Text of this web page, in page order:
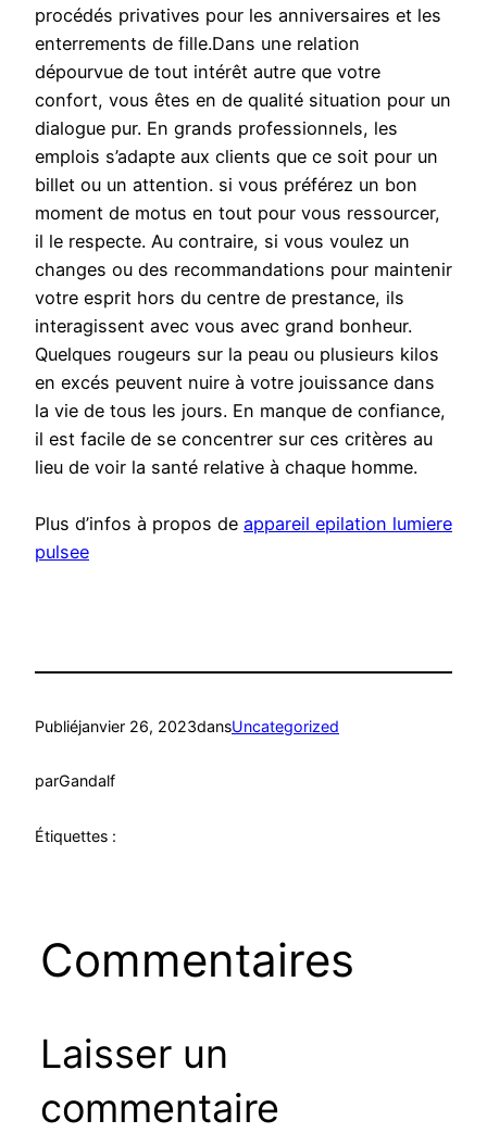
procédés privatives pour les anniversaires et les
enterrements de fille.Dans une relation
dépourvue de tout intérêt autre que votre
confort, vous êtes en de qualité situation pour un
dialogue pur. En grands professionnels, les
emplois s’adapte aux clients que ce soit pour un
billet ou un attention. si vous préférez un bon
moment de motus en tout pour vous ressourcer,
il le respecte. Au contraire, si vous voulez un
changes ou des recommandations pour maintenir
votre esprit hors du centre de prestance, ils
interagissent avec vous avec grand bonheur.
Quelques rougeurs sur la peau ou plusieurs kilos
en excés peuvent nuire à votre jouissance dans
la vie de tous les jours. En manque de confiance,
il est facile de se concentrer sur ces critères au
lieu de voir la santé relative à chaque homme.
Plus d’infos à propos de appareil epilation lumiere
pulsee
Publiéjanvier 26, 2023dansUncategorized
parGandalf
Étiquettes :
Commentaires
Laisser un
commentaire